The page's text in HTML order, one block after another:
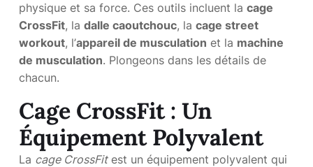
physique et sa force. Ces outils incluent la cage
CrossFit, la dalle caoutchouc, la cage street
workout, l’appareil de musculation et la machine
de musculation. Plongeons dans les détails de
chacun.
Cage CrossFit : Un
Équipement Polyvalent
La cage CrossFitest un équipement polyvalent qui